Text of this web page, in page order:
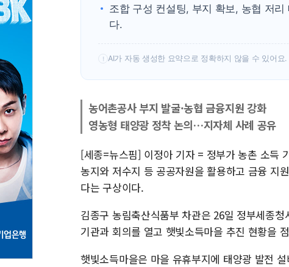
조합 구성 컨설팅, 부지 확보, 농협 저
다.
! AI가 자동 생성한 요약으로 정확하지 않을 수 있어요.
농어촌공사 부지 발굴·농협 금융지원 강화
영농형 태양광 정착 논의…지자체 사례 공유
[세종=뉴스핌] 이정아 기자 = 정부가 농촌 소득
농지와 저수지 등 공공자원을 활용하고 금융 지
다는 구상이다.
김종구 농림축산식품부 차관은 26일 정부세종
기관과 회의를 열고 햇빛소득마을 추진 현황을
햇빛소득마을은 마을 유휴부지에 태양광 발전